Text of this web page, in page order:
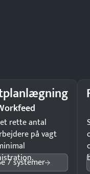
rette antal
på vagt
7 systemer